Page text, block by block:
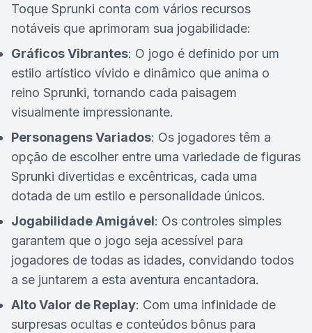
Toque Sprunki conta com vários recursos
notáveis que aprimoram sua jogabilidade:
Gráficos Vibrantes: O jogo é definido por um
estilo artístico vívido e dinâmico que anima o
reino Sprunki, tornando cada paisagem
visualmente impressionante.
Personagens Variados: Os jogadores têm a
opção de escolher entre uma variedade de figuras
Sprunki divertidas e excêntricas, cada uma
dotada de um estilo e personalidade únicos.
Jogabilidade Amigável: Os controles simples
garantem que o jogo seja acessível para
jogadores de todas as idades, convidando todos
a se juntarem a esta aventura encantadora.
Alto Valor de Replay: Com uma infinidade de
surpresas ocultas e conteúdos bônus para